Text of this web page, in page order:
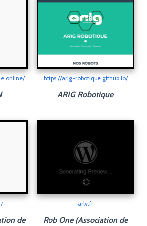
https://arig-robotique.github.io/
ARIG Robotique
de
arlv.fr
Rob One (Association de